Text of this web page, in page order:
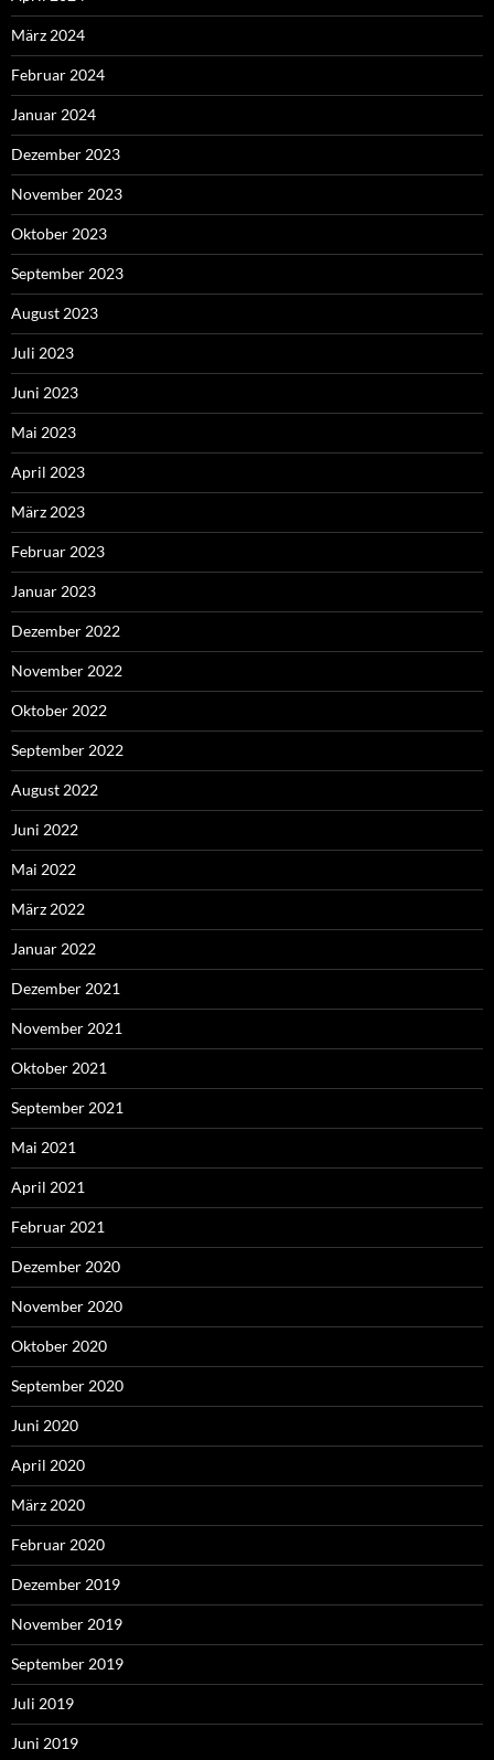
März 2024
Februar 2024
Januar 2024
Dezember 2023
November 2023
Oktober 2023
September 2023
August 2023
Juli 2023
Juni 2023
Mai 2023
April 2023
März 2023
Februar 2023
Januar 2023
Dezember 2022
November 2022
Oktober 2022
September 2022
August 2022
Juni 2022
Mai 2022
März 2022
Januar 2022
Dezember 2021
November 2021
Oktober 2021
September 2021
Mai 2021
April 2021
Februar 2021
Dezember 2020
November 2020
Oktober 2020
September 2020
Juni 2020
April 2020
März 2020
Februar 2020
Dezember 2019
November 2019
September 2019
Juli 2019
Juni 2019